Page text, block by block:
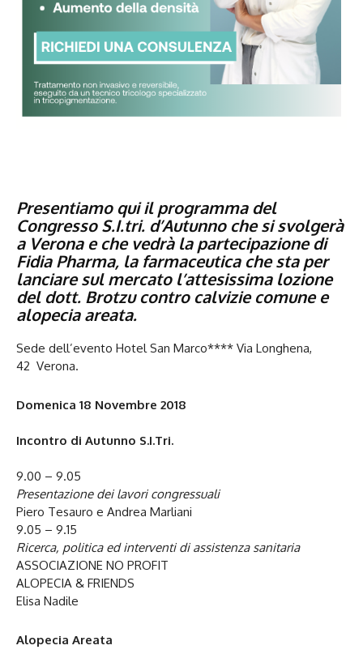
Presentiamo qui il programma del
Congresso S.I.tri. d’Autunno che si svolgerà
a Verona e che vedrà la partecipazione di
Fidia Pharma, la farmaceutica che sta per
lanciare sul mercato l’attesissima lozione
del dott. Brotzu contro calvizie comune e
alopecia areata.
Sede dell’evento Hotel San Marco**** Via Longhena,
42 Verona.
Domenica 18 Novembre 2018
Incontro di Autunno S.I.Tri.
9.00 – 9.05
Presentazione dei lavori congressuali
Piero Tesauro e Andrea Marliani
9.05 – 9.15
Ricerca, politica ed interventi di assistenza sanitaria
ASSOCIAZIONE NO PROFIT
ALOPECIA & FRIENDS
Elisa Nadile
Alopecia Areata